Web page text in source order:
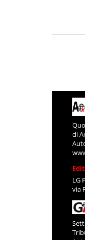
di
LG
via